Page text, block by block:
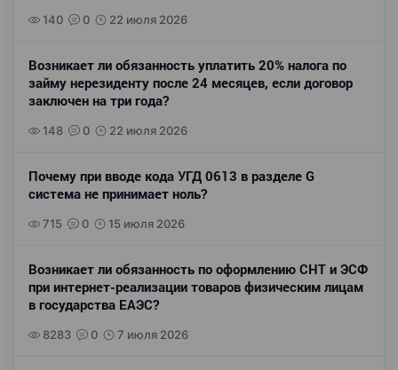
140 0 22 июля 2026
Возникает ли обязанность уплатить 20% налога по
займу нерезиденту после 24 месяцев, если договор
заключен на три года?
148 0 22 июля 2026
Почему при вводе кода УГД 0613 в разделе G
система не принимает ноль?
715 0 15 июля 2026
Возникает ли обязанность по оформлению СНТ и ЭСФ
при интернет-реализации товаров физическим лицам
в государства ЕАЭС?
8283 0 7 июля 2026